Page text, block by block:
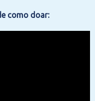
como doar: